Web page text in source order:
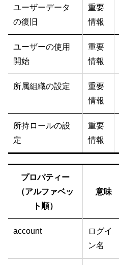
ユーザーデータ
の復旧
重要
情報
ユーザーの使用
開始
重要
情報
所属組織の設定
重要
情報
所持ロールの設
定
重要
情報
プロパティー
（アルファベッ
ト順）
意味
account
ログイ
ン名